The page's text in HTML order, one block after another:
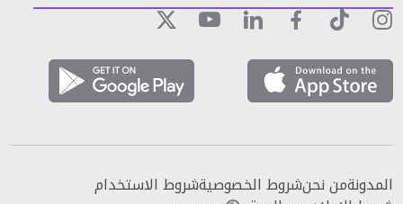
المدونةمن نحنشروط الخصوصيةشروط الاستخدام